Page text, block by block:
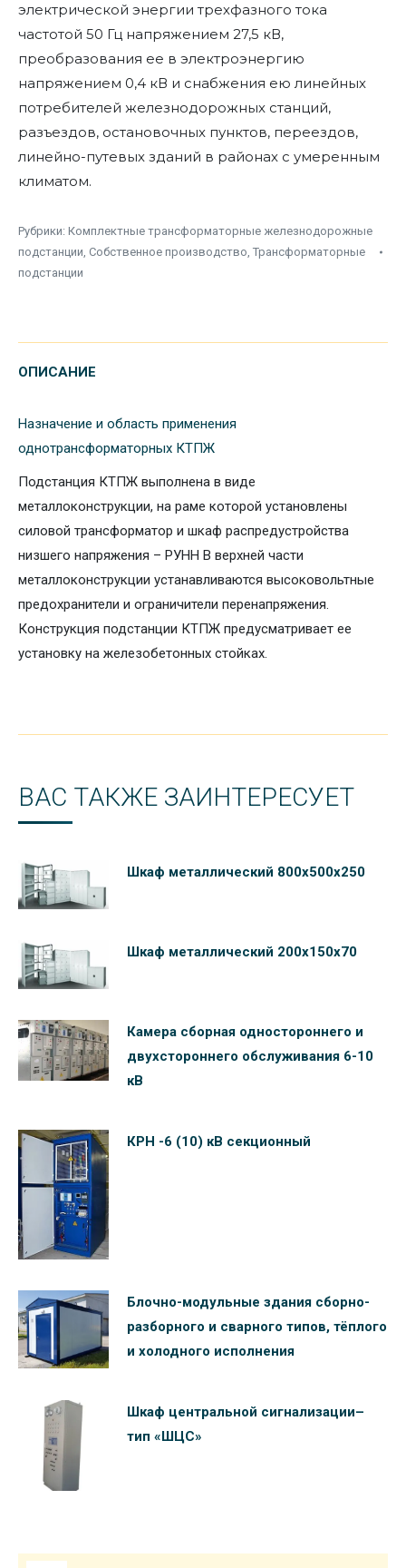
электрической энергии трехфазного тока
частотой 50 Гц напряжением 27,5 кВ,
преобразования ее в электроэнергию
напряжением 0,4 кВ и снабжения ею линейных
потребителей железнодорожных станций,
разъездов, остановочных пунктов, переездов,
линейно-путевых зданий в районах с умеренным
климатом.
Рубрики: Комплектные трансформаторные железнодорожные
подстанции, Собственное производство, Трансформаторные
подстанции
ОПИСАНИЕ
Назначение и область применения
однотрансформаторных КТПЖ
Подстанция КТПЖ выполнена в виде
металлоконструкции, на раме которой установлены
силовой трансформатор и шкаф распредустройства
низшего напряжения – РУНН В верхней части
металлоконструкции устанавливаются высоковольтные
предохранители и ограничители перенапряжения.
Конструкция подстанции КТПЖ предусматривает ее
установку на железобетонных стойках.
ВАС ТАКЖЕ ЗАИНТЕРЕСУЕТ
Шкаф металлический 800х500х250
Шкаф металлический 200х150х70
Камера сборная одностороннего и
двухстороннего обслуживания 6-10
кВ
КРН -6 (10) кВ секционный
Блочно-модульные здания сборно-
разборного и сварного типов, тёплого
и холодного исполнения
Шкаф центральной сигнализации–
тип «ШЦС»